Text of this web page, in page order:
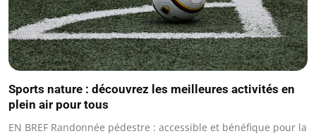
Sports nature : découvrez les meilleures activités en
plein air pour tous
EN BREF Randonnée pédestre : accessible et bénéfique pour la